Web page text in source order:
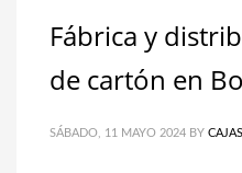
Fábrica y
de cartón en
SÁBADO, 11 MAYO 2024 BY